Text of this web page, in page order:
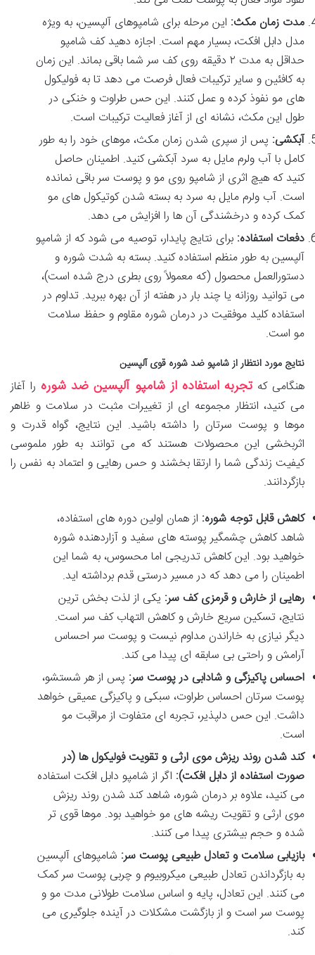
مدت زمان مکث: این مرحله برای شامپوهای آلپسین، به ویژه
مدل دابل افکت، بسیار مهم است. اجازه دهید کف شامپو
حداقل به مدت ۲ دقیقه روی کف سر شما باقی بماند. این زمان
به کافئین و سایر ترکیبات فعال فرصت می دهد تا به فولیکول
های مو نفوذ کرده و عمل کنند. این حس طراوت و خنکی در
طول این مکث، نشانه ای از آغاز فعالیت ترکیبات است.
آبکشی: پس از سپری شدن زمان مکث، موهای خود را به طور
کامل با آب ولرم مایل به سرد آبکشی کنید. اطمینان حاصل
کنید که هیچ اثری از شامپو روی مو و پوست سر باقی نمانده
است. آب ولرم مایل به سرد به بسته شدن کوتیکول های مو
کمک کرده و درخشندگی آن ها را افزایش می دهد.
دفعات استفاده: برای نتایج پایدار، توصیه می شود که از شامپو
آلپسین به طور منظم استفاده کنید. بسته به شدت شوره و
دستورالعمل محصول (که معمولاً روی بطری درج شده است)،
می توانید روزانه یا چند بار در هفته از آن بهره ببرید. تداوم در
استفاده کلید موفقیت در درمان شوره مقاوم و حفظ سلامت
مو است.
نتایج مورد انتظار از شامپو ضد شوره قوی آلپسین
هنگامی کهتجربه استفاده از شامپو آلپسین ضد شورهرا آغاز
می کنید، انتظار مجموعه ای از تغییرات مثبت در سلامت و ظاهر
موها و پوست سرتان را داشته باشید. این نتایج، گواه قدرت و
اثربخشی این محصولات هستند که می توانند به طور ملموسی
کیفیت زندگی شما را ارتقا بخشند و حس رهایی و اعتماد به نفس را
بازگردانند.
کاهش قابل توجه شوره: از همان اولین دوره های استفاده،
شاهد کاهش چشمگیر پوسته های سفید و آزاردهنده شوره
خواهید بود. این کاهش تدریجی اما محسوس، به شما این
اطمینان را می دهد که در مسیر درستی قدم برداشته اید.
رهایی از خارش و قرمزی کف سر: یکی از لذت بخش ترین
نتایج، تسکین سریع خارش و کاهش التهاب کف سر است.
دیگر نیازی به خاراندن مداوم نیست و پوست سر احساس
آرامش و راحتی بی سابقه ای پیدا می کند.
احساس پاکیزگی و شادابی در پوست سر: پس از هر شستشو،
پوست سرتان احساس طراوت، سبکی و پاکیزگی عمیقی خواهد
داشت. این حس دلپذیر، تجربه ای متفاوت از مراقبت مو
است.
کند شدن روند ریزش موی ارثی و تقویت فولیکول ها (در
صورت استفاده از دابل افکت): اگر از شامپو دابل افکت استفاده
می کنید، علاوه بر درمان شوره، شاهد کند شدن روند ریزش
موی ارثی و تقویت ریشه های مو خواهید بود. موها قوی تر
شده و حجم بیشتری پیدا می کنند.
بازیابی سلامت و تعادل طبیعی پوست سر: شامپوهای آلپسین
به بازگرداندن تعادل طبیعی میکروبیوم و چربی پوست سر کمک
می کنند. این تعادل، پایه و اساس سلامت طولانی مدت مو و
پوست سر است و از بازگشت مشکلات در آینده جلوگیری می
کند.